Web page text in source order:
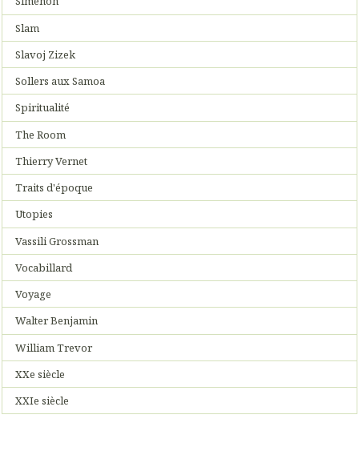
Slam
Slavoj Zizek
Sollers aux Samoa
Spiritualité
The Room
Thierry Vernet
Traits d'époque
Utopies
Vassili Grossman
Vocabillard
Voyage
Walter Benjamin
William Trevor
XXe siècle
XXIe siècle